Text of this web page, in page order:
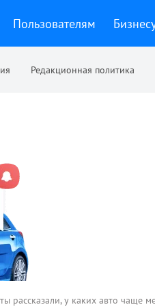
Пользователям
Редакционная политика
рассказали, у каких авто чаще